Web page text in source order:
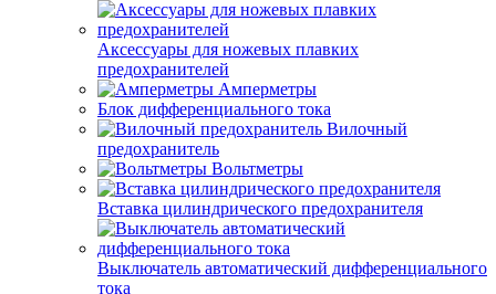
Аксессуары для ножевых плавких
предохранителей
Амперметры
Блок дифференциального тока
Вилочный
предохранитель
Вольтметры
Вставка цилиндрического предохранителя
Выключатель автоматический дифференциального
тока